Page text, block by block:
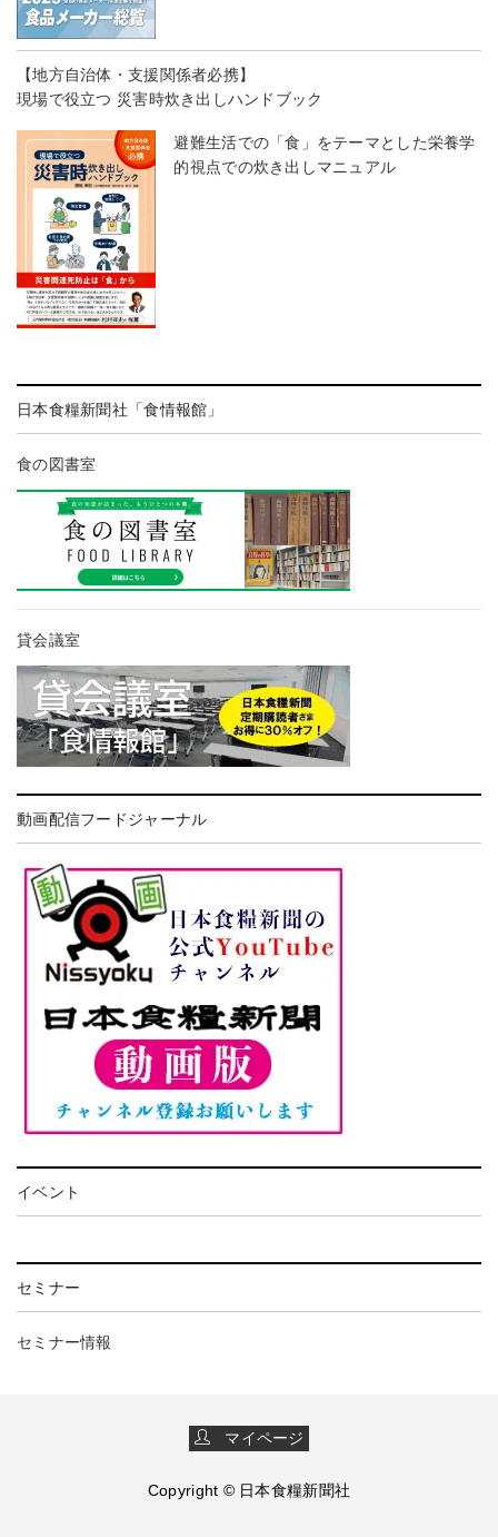
【地方自治体・支援関係者必携】
現場で役立つ 災害時炊き出しハンドブック
避難生活での「食」をテーマとした栄養学
的視点での炊き出しマニュアル
日本食糧新聞社「食情報館」
食の図書室
貸会議室
動画配信フードジャーナル
イベント
セミナー
セミナー情報
マイページ
Copyright © 日本食糧新聞社